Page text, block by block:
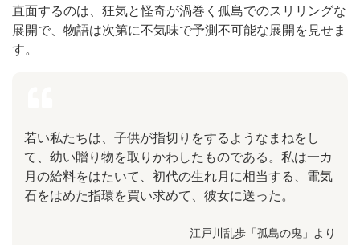
直面するのは、狂気と怪奇が渦巻く孤島でのスリリングな
展開で、物語は次第に不気味で予測不可能な展開を見せま
す。
若い私たちは、子供が指切りをするようなまねをし
て、幼い贈り物を取りかわしたものである。私は一カ
月の給料をはたいて、初代の生れ月に相当する、電気
石をはめた指環を買い求めて、彼女に送った。
江戸川乱歩「孤島の鬼」より